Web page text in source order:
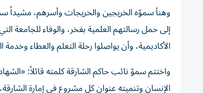
وهنأ سموّه الخريجين والخريجات وأسرهم، مشيداً
إلى حمل رسالتهم العلمية بفخر، والوفاء
الأكاديمية، وأن يواصلوا رحلة التعلم والعطاء
واختتم سموّ نائب حاكم الشارقة كلمته قائلاً:
الإنسان وتنميته عنوان كل مشروع في إمارة